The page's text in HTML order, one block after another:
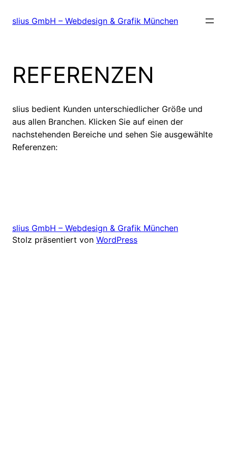
Inhaltslius GmbH – Webdesign & Grafik München
REFERENZEN
slius bedient Kunden unterschiedlicher Größe und
aus allen Branchen. Klicken Sie auf einen der
nachstehenden Bereiche und sehen Sie ausgewählte
Referenzen:
slius GmbH – Webdesign & Grafik München
Stolz präsentiert von WordPress